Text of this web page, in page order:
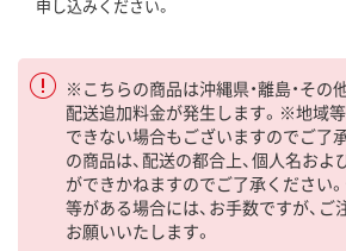
申し込みください。
※こちらの商品は沖縄県・離島・その
配送追加料金が発生します。※地域
できない場合もございますのでご了
の商品は、配送の都合上、個人名お
ができかねますのでご了承ください
等がある場合には、お手数ですが、
お願いいたします。